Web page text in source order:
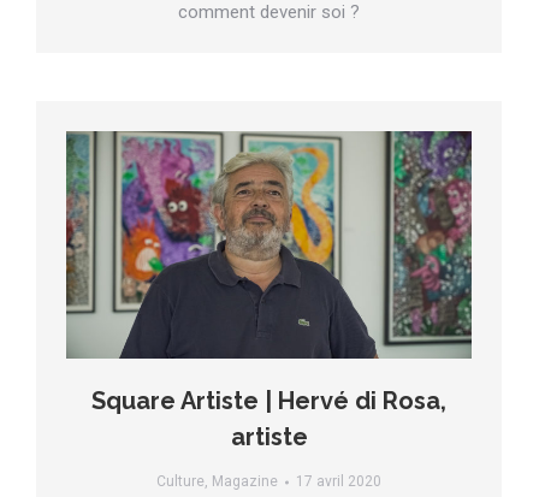
comment devenir soi ?
Square Artiste | Hervé di Rosa,
artiste
Culture, Magazine 17 avril 2020